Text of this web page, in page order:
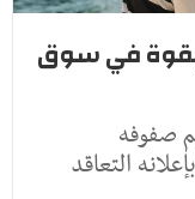
بقوة في سوق
صفوفه
التعاقد